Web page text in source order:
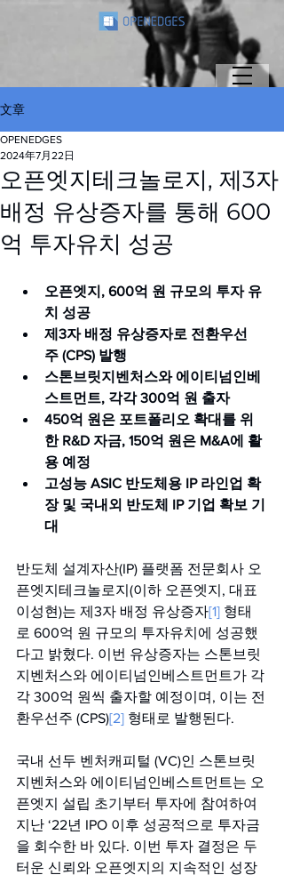
文章
오픈엣지테크놀로지, 제3자
배정 유상증자를 통해 600
억 투자유치 성공
OPENEDGES
2024年7月22日
오픈엣지, 600억 원 규모의 투자 유
치 성공
제3자 배정 유상증자로 전환우선
주 (CPS) 발행
스톤브릿지벤처스와 에이티넘인베
스트먼트, 각각 300억 원 출자
450억 원은 포트폴리오 확대를 위
한 R&D 자금, 150억 원은 M&A에 활
용 예정
고성능 ASIC 반도체용 IP 라인업 확
장 및 국내외 반도체 IP 기업 확보 기
대
반도체 설계자산(IP) 플랫폼 전문회사 오
픈엣지테크놀로지(이하 오픈엣지, 대표
이성현)는 제3자 배정 유상증자[1] 형태
로 600억 원 규모의 투자유치에 성공했
다고 밝혔다. 이번 유상증자는 스톤브릿
지벤처스와 에이티넘인베스트먼트가 각
각 300억 원씩 출자할 예정이며, 이는 전
환우선주 (CPS)[2] 형태로 발행된다.
국내 선두 벤처캐피털 (VC)인 스톤브릿
지벤처스와 에이티넘인베스트먼트는 오
픈엣지 설립 초기부터 투자에 참여하여
지난 ‘22년 IPO 이후 성공적으로 투자금
을 회수한 바 있다. 이번 투자 결정은 두
터운 신뢰와 오픈엣지의 지속적인 성장